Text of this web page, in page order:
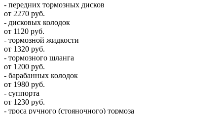
- передних тормозных дисков
от 2270 руб.
- дисковых колодок
от 1120 руб.
- тормозной жидкости
от 1320 руб.
- тормозного шланга
от 1200 руб.
- барабанных колодок
от 1980 руб.
- суппорта
от 1230 руб.
- троса ручного (стояночного) тормоза